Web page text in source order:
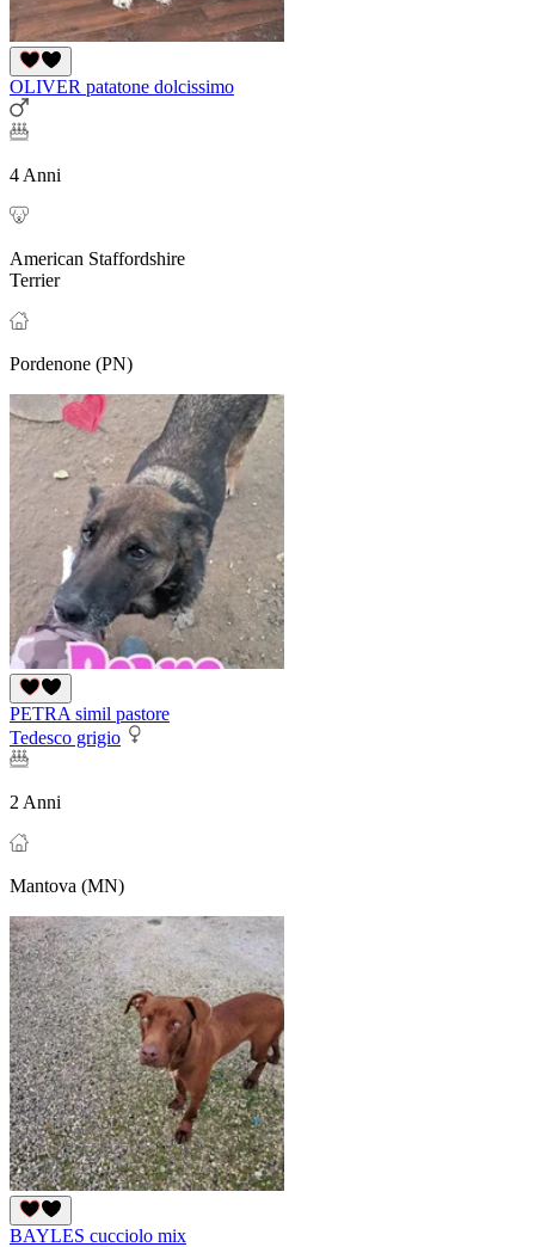
OLIVER patatone dolcissimo
4 Anni
American Staffordshire
Terrier
Pordenone (PN)
PETRA simil pastore
Tedesco grigio
2 Anni
Mantova (MN)
BAYLES cucciolo mix